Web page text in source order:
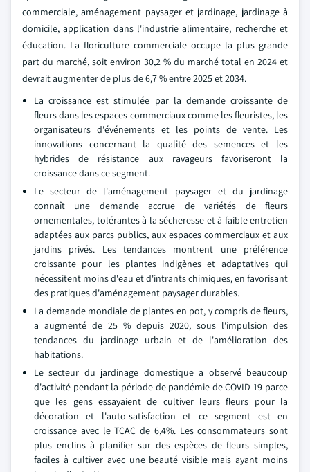
commerciale, aménagement paysager et jardinage, jardinage à
domicile, application dans l'industrie alimentaire, recherche et
éducation. La floriculture commerciale occupe la plus grande
part du marché, soit environ 30,2 % du marché total en 2024 et
devrait augmenter de plus de 6,7 % entre 2025 et 2034.
La croissance est stimulée par la demande croissante de
fleurs dans les espaces commerciaux comme les fleuristes, les
organisateurs d'événements et les points de vente. Les
innovations concernant la qualité des semences et les
hybrides de résistance aux ravageurs favoriseront la
croissance dans ce segment.
Le secteur de l'aménagement paysager et du jardinage
connaît une demande accrue de variétés de fleurs
ornementales, tolérantes à la sécheresse et à faible entretien
adaptées aux parcs publics, aux espaces commerciaux et aux
jardins privés. Les tendances montrent une préférence
croissante pour les plantes indigènes et adaptatives qui
nécessitent moins d'eau et d'intrants chimiques, en favorisant
des pratiques d'aménagement paysager durables.
La demande mondiale de plantes en pot, y compris de fleurs,
a augmenté de 25 % depuis 2020, sous l'impulsion des
tendances du jardinage urbain et de l'amélioration des
habitations.
Le secteur du jardinage domestique a observé beaucoup
d'activité pendant la période de pandémie de COVID-19 parce
que les gens essayaient de cultiver leurs fleurs pour la
décoration et l'auto-satisfaction et ce segment est en
croissance avec le TCAC de 6,4%. Les consommateurs sont
plus enclins à planifier sur des espèces de fleurs simples,
faciles à cultiver avec une beauté visible mais ayant moins